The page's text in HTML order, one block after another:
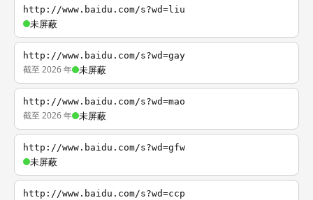
http://www.baidu.com/s?wd=liu
未屏蔽
http://www.baidu.com/s?wd=gay
截至 2026 年 未屏蔽
http://www.baidu.com/s?wd=mao
截至 2026 年 未屏蔽
http://www.baidu.com/s?wd=gfw
未屏蔽
http://www.baidu.com/s?wd=ccp